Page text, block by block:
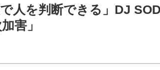
人を判断できる」DJ
害」